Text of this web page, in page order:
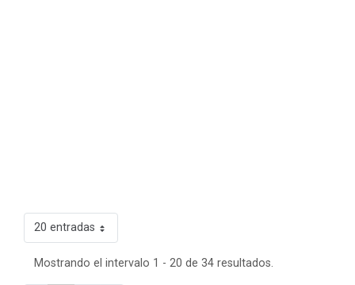
20 entradas
Mostrando el intervalo 1 - 20 de 34 resultados.